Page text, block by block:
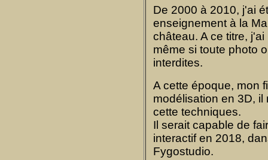
De 2000 à 2010, j'ai
enseignement à la
château. A ce titre,
même si toute photo
interdites.
A cette époque, mon
modélisation en 3D,
cette techniques.
Il serait capable de
interactif en 2018,
Fygostudio.